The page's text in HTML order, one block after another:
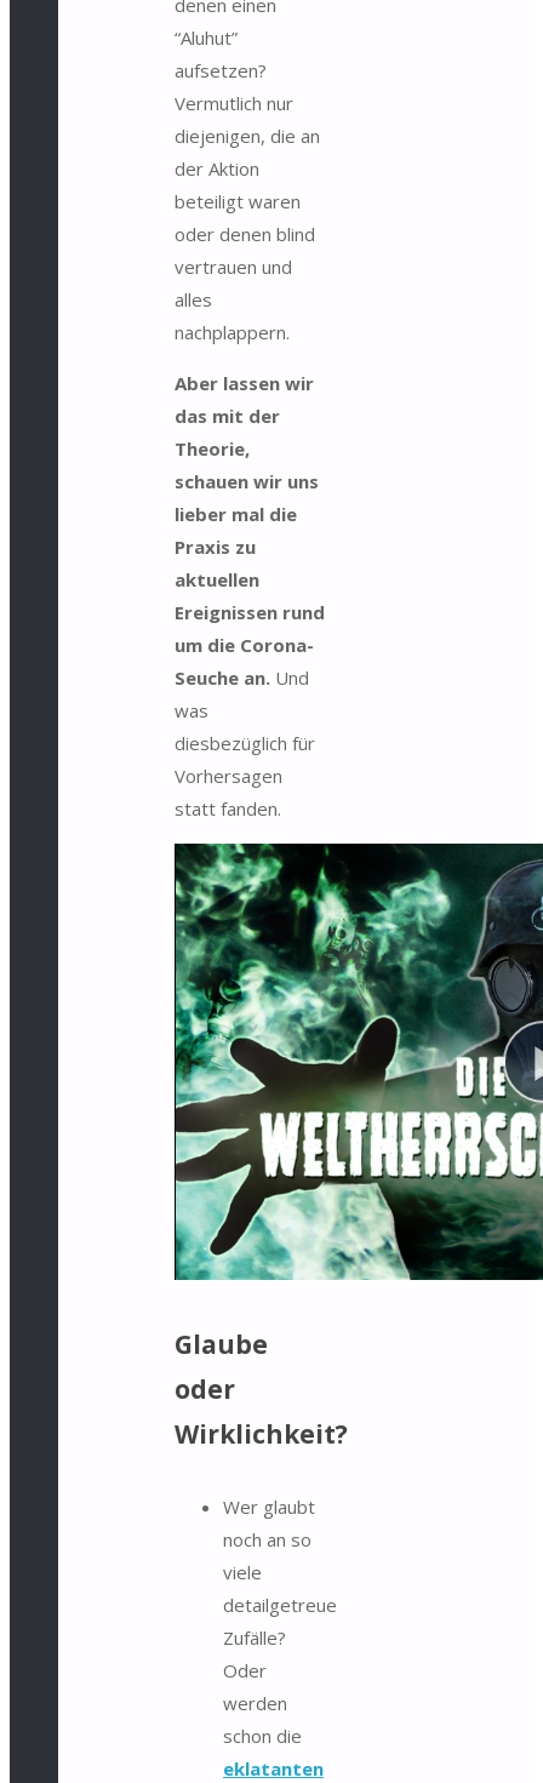
“Aluhut”
aufsetzen?
Vermutlich nur
diejenigen, die an
der Aktion
beteiligt waren
oder denen blind
vertrauen und
alles
nachplappern.
Aber lassen wir
das mit der
Theorie,
schauen wir uns
lieber mal die
Praxis zu
aktuellen
Ereignissen rund
um die Corona-
Seuche an.Und
was
diesbezüglich für
Vorhersagen
statt fanden.
Glaube
oder
Wirklichkeit?
Wer glaubt
noch an so
viele
detailgetreue
Zufälle?
Oder
werden
schon die
eklatanten